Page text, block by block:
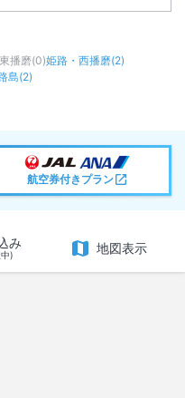
播磨(0)姫路・西播磨(2)
島(2)
航空券付きプラン
み
) 地図表示